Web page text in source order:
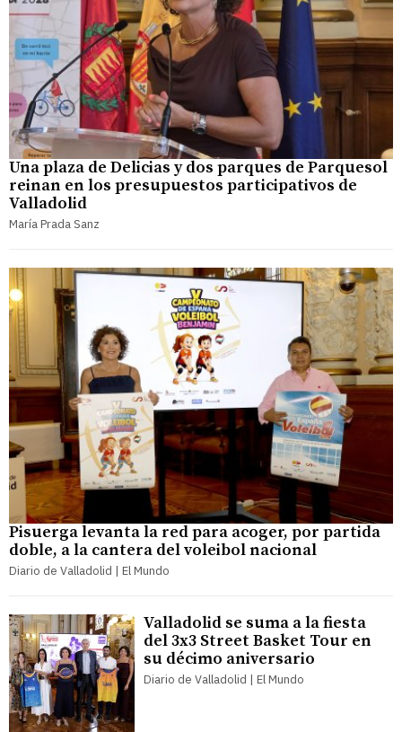
Una plaza de Delicias y dos parques de Parquesol
reinan en los presupuestos participativos de
Valladolid
María Prada Sanz
Pisuerga levanta la red para acoger, por partida
doble, a la cantera del voleibol nacional
Diario de Valladolid | El Mundo
Valladolid se suma a la fiesta
del 3x3 Street Basket Tour en
su décimo aniversario
Diario de Valladolid | El Mundo